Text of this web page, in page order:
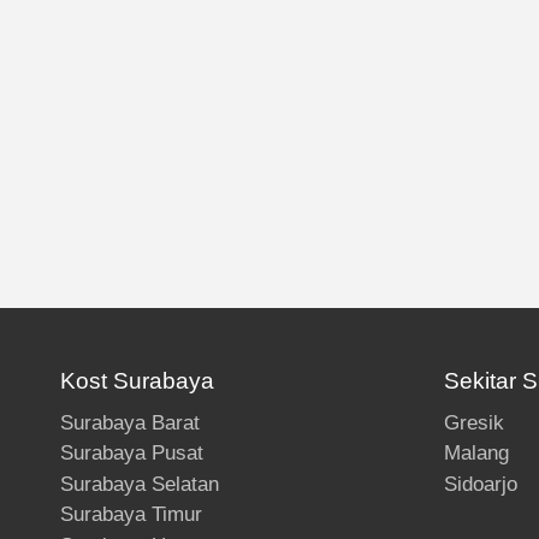
Kost Surabaya
Surabaya Barat
Surabaya Pusat
Surabaya Selatan
Surabaya Timur
Sekitar
Gresik
Malang
Sidoarjo